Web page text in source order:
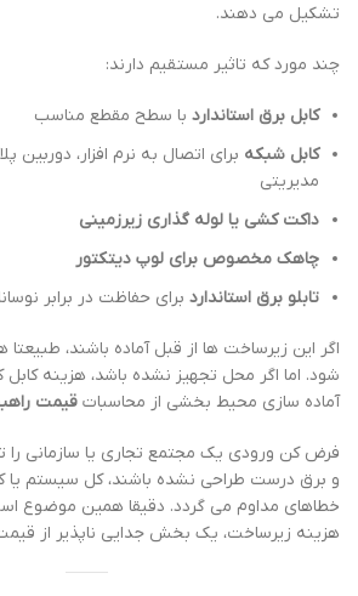
تشکیل می دهند.
چند مورد که تاثیر مستقیم دارند:
کابل برق استاندارد با سطح مقطع مناسب
کابل شبکه برای اتصال به نرم افزار،
مدیریتی
داکت کشی یا لوله گذاری زیرزمینی
چاهک مخصوص برای لوپ دیتکتور
تابلو برق استاندارد برای حفاظت در برابر
اگر این زیرساخت ها از قبل آماده باشند،
شود. اما اگر محل تجهیز نشده باشد، هزینه کابل
آماده سازی محیط بخشی از محاسبات قیمت
فرض کن ورودی یک مجتمع تجاری یا سازمانی را
و برق درست طراحی نشده باشند، کل سیستم یا
خطاهای مداوم می گردد. دقیقا همین موضوع
هزینه زیرساخت، یک بخش جدایی ناپذیر از